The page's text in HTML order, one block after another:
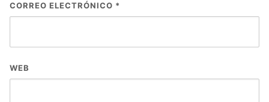
CORREO ELECTRÓNICO *
WEB